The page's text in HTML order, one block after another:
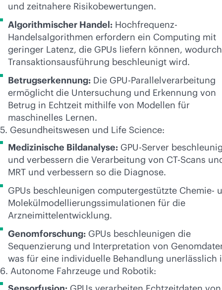
und zeitnahere Risikobewertungen.
Algorithmischer Handel: Hochfrequenz-
Handelsalgorithmen erfordern ein Computing mit
geringer Latenz, die GPUs liefern können,
Transaktionsausführung beschleunigt wird.
Betrugserkennung: Die GPU-Parallelverarbeitung
ermöglicht die Untersuchung und Erkennung von
Betrug in Echtzeit mithilfe von Modellen für
maschinelles Lernen.
5. Gesundheitswesen und Life Science:
Medizinische Bildanalyse: GPU-Server
und verbessern die Verarbeitung von CT-Scans
MRT und verbessern so die Diagnose.
GPUs beschleunigen computergestützte Chemie-
Molekülmodellierungssimulationen für die
Arzneimittelentwicklung.
Genomforschung: GPUs beschleunigen die
Sequenzierung und Interpretation von
was für eine individuelle Behandlung unerlässlich
6. Autonome Fahrzeuge und Robotik: